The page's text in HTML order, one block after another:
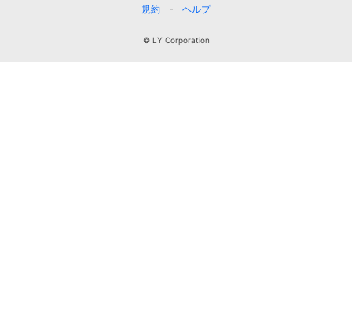
規約
ヘルプ
© LY Corporation